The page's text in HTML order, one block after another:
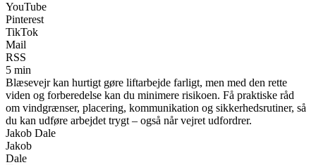
YouTube
Pinterest
TikTok
Mail
RSS
5 min
Blæsevejr kan hurtigt gøre liftarbejde farligt, men med den rette
viden og forberedelse kan du minimere risikoen. Få praktiske råd
om vindgrænser, placering, kommunikation og sikkerhedsrutiner, så
du kan udføre arbejdet trygt – også når vejret udfordrer.
Jakob Dale
Jakob
Dale